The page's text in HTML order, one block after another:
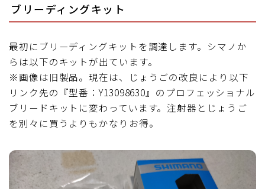
ブリーディングキット
最初にブリーディングキットを調達します。シマノか
らは以下のキットが出ています。
※画像は旧製品。現在は、じょうごの改良により以下
リンク先の『型番：Y13098630』のプロフェッショナル
ブリードキットに変わっています。注射器とじょうご
を別々に買うよりもかなりお得。